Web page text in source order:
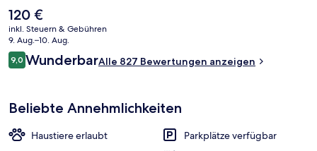
einen Garten.
Der
aktuelle
Preis
beträgt
120 €.
120 €
inkl. Steuern & Gebühren
9. Aug.–10. Aug.
Bewertungen
9,09,0 von 10.
WunderbarAlle 827 Bewertungen anzeigen
Beliebte Annehmlichkeiten
Haustiere erlaubt
Parkplätze verfügbar